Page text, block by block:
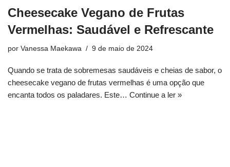
Cheesecake Vegano de Frutas
Vermelhas: Saudável e Refrescante
por Vanessa Maekawa 9 de maio de 2024
Quando se trata de sobremesas saudáveis e cheias de sabor, o
cheesecake vegano de frutas vermelhas é uma opção que
encanta todos os paladares. Este… Continue a ler »